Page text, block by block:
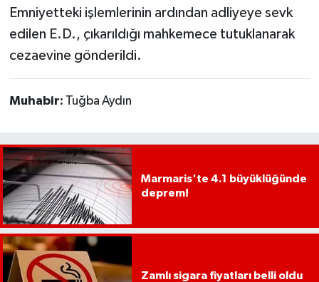
Emniyetteki işlemlerinin ardından adliyeye sevk
edilen E.D., çıkarıldığı mahkemece tutuklanarak
cezaevine gönderildi.
Muhabir: Tuğba Aydın
Marmaris'te 4.1 büyüklüğünde
deprem!
Zamlı sigara fiyatları belli oldu
TEKNOLOJİ
YAŞAM
AFYONKARAHİSAR
AYDIN
DENİZLİ
İZMİR